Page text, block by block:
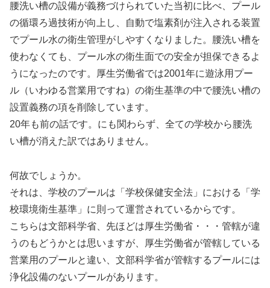
腰洗い槽の設備が義務づけられていた当初に比べ、プール
の循環ろ過技術が向上し、自動で塩素剤が注入される装置
でプール水の衛生管理がしやすくなりました。腰洗い槽を
使わなくても、プール水の衛生面での安全が担保できるよ
うになったのです。厚生労働省では2001年に遊泳用プー
ル（いわゆる営業用ですね）の衛生基準の中で腰洗い槽の
設置義務の項を削除しています。
20年も前の話です。にも関わらず、全ての学校から腰洗
い槽が消えた訳ではありません。
何故でしょうか。
それは、学校のプールは「学校保健安全法」における「学
校環境衛生基準」に則って運営されているからです。
こちらは文部科学省、先ほどは厚生労働省・・・管轄が違
うのもどうかとは思いますが、厚生労働省が管轄している
営業用のプールと違い、文部科学省が管轄するプールには
浄化設備のないプールがあります。